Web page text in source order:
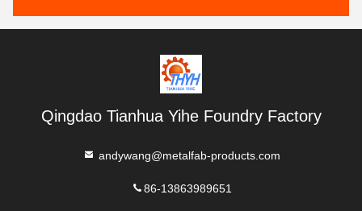
Qingdao Tianhua Yihe Foundry Factory
andywang@metalfab-products.com
86-13863989651